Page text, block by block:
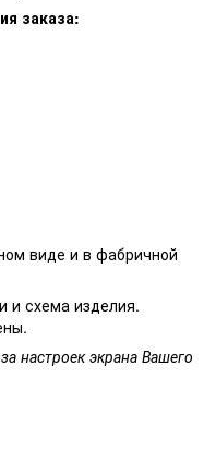
заказа:
виде и в фабричной
и схема изделия.
настроек экрана Вашего